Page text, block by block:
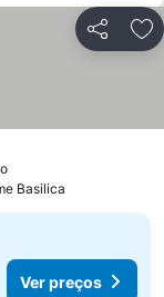
Partilhar
Basilica
Ver preços